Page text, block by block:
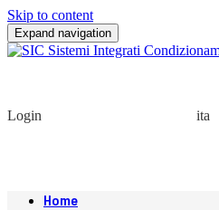
Skip to content
Expand navigation
Login ita
Home